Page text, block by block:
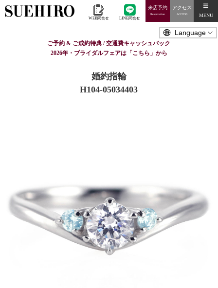
WEB問合せ LINE問合せ
来店予約
Reservation
アクセス
ACCESS MENU
ご予約 & ご成約特典 / 交通費キャッシュバック
2026年・ブライダルフェアは「こちら」から
婚約指輪
H104-05034403